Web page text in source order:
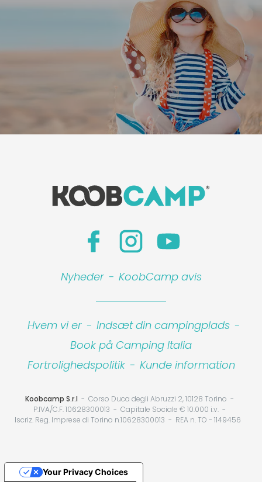
Nyheder - KoobCamp avis
Hvem vi er - Indsæt din campingplads -
Book på Camping Italia
Fortrolighedspolitik - Kunde information
Koobcamp S.r.l
Corso Duca degli Abruzzi 2, 10128 Torino
P.IVA/C.F. 10628300013
Capitale Sociale € 10.000 i.v.
Iscriz. Reg. Imprese di Torino n.10628300013
REA n. TO - 1149456
Your Privacy Choices